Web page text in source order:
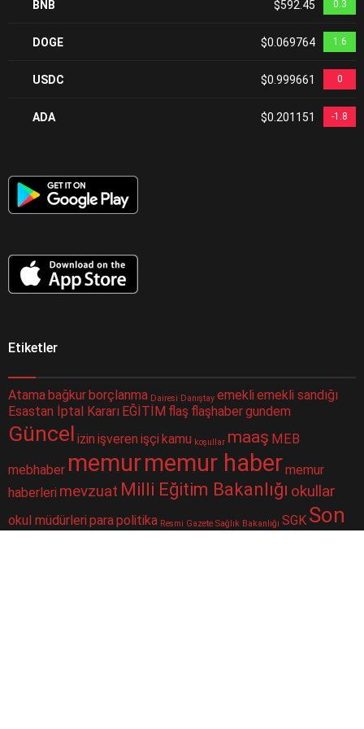
BNB $592.45 0.3
DOGE $0.069764 1.6
USDC $0.999661 0
ADA $0.201151 -1.8
Etiketler
Atamabağkurborçlanma Dairesi Danıştay emekliemekli sandığı
Esastan İptal Kararı EĞİTİM flaş flaşhabergundem
Güncel izin işveren işçikamu koşullar maaş MEB
mebhaber memurmemur habermemur
haberleri mevzuat Milli Eğitim Bakanlığı okullar
okul müdürleriparapolitika Resmi Gazete Sağlık Bakanlığı SGK Son